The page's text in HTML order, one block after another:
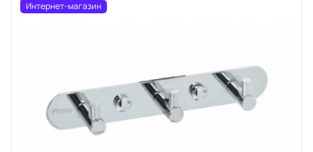
Интернет-магазин